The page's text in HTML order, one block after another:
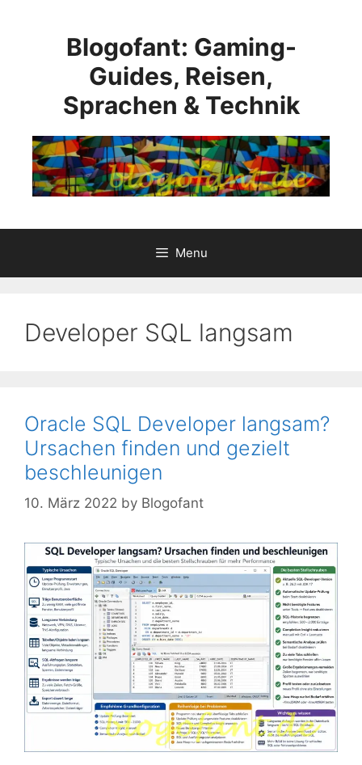
Blogofant: Gaming-
Guides, Reisen,
Sprachen & Technik
Menu
Developer SQL langsam
Oracle SQL Developer langsam?
Ursachen finden und gezielt
beschleunigen
10. März 2022 by Blogofant